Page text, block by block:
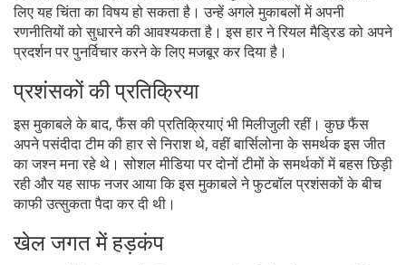
लिए यह चिंता का विषय हो सकता है। उन्हें अगले मुकाबलों में अपनी
रणनीतियों को सुधारने की आवश्यकता है। इस हार ने रियल मैड्रिड को अपने
प्रदर्शन पर पुनर्विचार करने के लिए मजबूर कर दिया है।
प्रशंसकों की प्रतिक्रिया
इस मुकाबले के बाद, फैंस की प्रतिक्रियाएं भी मिलीजुली रहीं। कुछ फैंस
अपने पसंदीदा टीम की हार से निराश थे, वहीं बार्सिलोना के समर्थक इस जीत
का जश्न मना रहे थे। सोशल मीडिया पर दोनों टीमों के समर्थकों में बहस छिड़ी
रही और यह साफ नजर आया कि इस मुकाबले ने फुटबॉल प्रशंसकों के बीच
काफी उत्सुकता पैदा कर दी थी।
खेल जगत में हड़कंप